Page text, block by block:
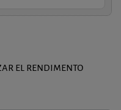
el rendimento